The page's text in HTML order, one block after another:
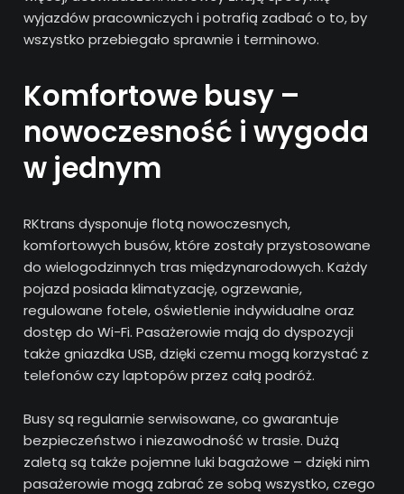
wyjazdów pracowniczych i potrafią zadbać o to, by
wszystko przebiegało sprawnie i terminowo.
Komfortowe busy –
nowoczesność i wygoda
w jednym
RKtrans dysponuje flotą nowoczesnych,
komfortowych busów, które zostały przystosowane
do wielogodzinnych tras międzynarodowych. Każdy
pojazd posiada klimatyzację, ogrzewanie,
regulowane fotele, oświetlenie indywidualne oraz
dostęp do Wi-Fi. Pasażerowie mają do dyspozycji
także gniazdka USB, dzięki czemu mogą korzystać z
telefonów czy laptopów przez całą podróż.
Busy są regularnie serwisowane, co gwarantuje
bezpieczeństwo i niezawodność w trasie. Dużą
zaletą są także pojemne luki bagażowe – dzięki nim
pasażerowie mogą zabrać ze sobą wszystko, czego